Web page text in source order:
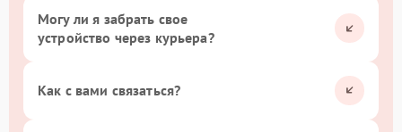
Могу ли я забрать свое
устройство через курьера?
Как с вами связаться?